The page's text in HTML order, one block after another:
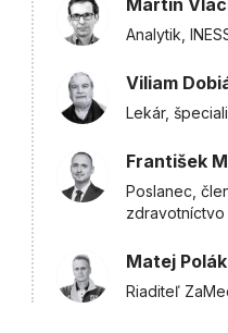
Martin
Analytik,
Viliam
Lekár,
František
Poslanec,
zdravotníctvo
Matej Polák
Riaditeľ